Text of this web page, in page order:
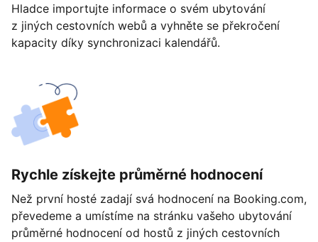
Hladce importujte informace o svém ubytování
z jiných cestovních webů a vyhněte se překročení
kapacity díky synchronizaci kalendářů.
Rychle získejte průměrné hodnocení
Než první hosté zadají svá hodnocení na Booking.com,
převedeme a umístíme na stránku vašeho ubytování
průměrné hodnocení od hostů z jiných cestovních